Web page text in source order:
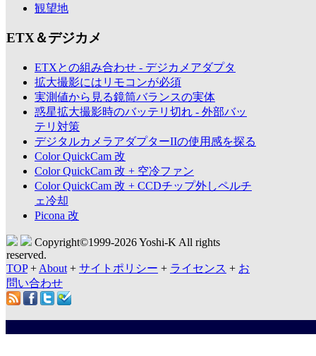
観望地
ETX＆デジカメ
ETXとの組み合わせ - デジカメアダプタ
拡大撮影にはリモコンが必須
実測値から見る鏡筒バランスの実体
惑星拡大撮影時のバッテリ切れ - 外部バッ
テリ対策
デジタルカメラアダプターIIの使用感を探る
Color QuickCam 改
Color QuickCam 改 + 空冷ファン
Color QuickCam 改 + CCDチップ外しペルチ
ェ冷却
Picona 改
Copyright©1999-2026 Yoshi-K All rights
reserved.
TOP+ About + サイトポリシー + ライセンス + お
問い合わせ